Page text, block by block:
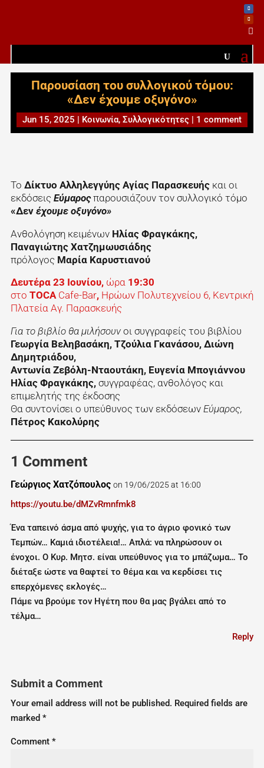

Παρουσίαση του συλλογικού τόμου:
«Δεν έχουμε οξυγόνο»
Jun 15, 2025 | Κοινωνία, Συλλογικότητες | 1 comment
Το Δίκτυο Αλληλεγγύης Αγίας Παρασκευής και οι
εκδόσεις Εύμαροςπαρουσιάζουν τον συλλογικό τόμο
«Δεν έχουμε οξυγόνο»
Ανθολόγηση κειμένων Ηλίας Φραγκάκης,
Παναγιώτης Χατζημωυσιάδης
πρόλογος Μαρία Καρυστιανού
Δευτέρα 23 Ιουνίου, ώρα 19:30
στο TOCA Cafe-Bar, Ηρώων Πολυτεχνείου 6, Κεντρική
Πλατεία Αγ. Παρασκευής
Για το βιβλίο θα μιλήσουνοι συγγραφείς του βιβλίου
Γεωργία Βεληβασάκη, Τζούλια Γκανάσου, Διώνη
Δημητριάδου,
Αντωνία Ζεβόλη-Νταουτάκη, Ευγενία Μπογιάννου
Ηλίας Φραγκάκης, συγγραφέας, ανθολόγος και
επιμελητής της έκδοσης
Θα συντονίσει ο υπεύθυνος των εκδόσεων Εύμαρος,
Πέτρος Κακολύρης
1 Comment
Γεώργιος Χατζόπουλος on 19/06/2025 at 16:00
https://youtu.be/dMZvRmnfmk8
Ένα ταπεινό άσμα από ψυχής, για το άγριο φονικό των
Τεμπών… Καμιά ιδιοτέλεια!… Απλά: να πληρώσουν οι
ένοχοι. Ο Κυρ. Μητσ. είναι υπεύθυνος για το μπάζωμα… Το
διέταξε ώστε να θαφτεί το θέμα και να κερδίσει τις
επερχόμενες εκλογές…
Πάμε να βρούμε τον Ηγέτη που θα μας βγάλει από το
τέλμα…
Reply
Submit a Comment
Your email address will not be published. Required fields are
marked *
Comment *